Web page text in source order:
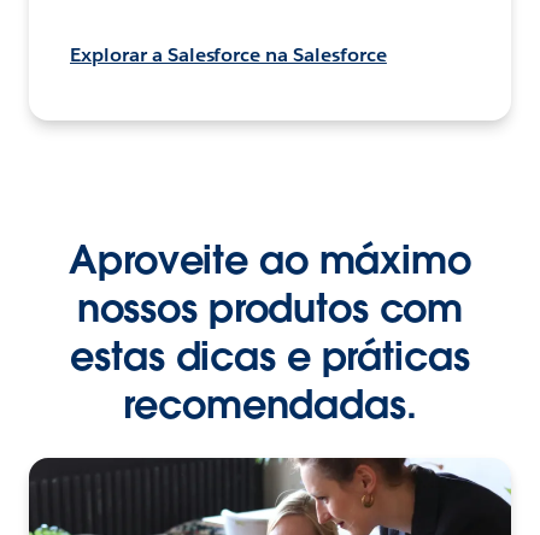
Explorar a Salesforce na Salesforce
Aproveite ao máximo
nossos produtos com
estas dicas e práticas
recomendadas.